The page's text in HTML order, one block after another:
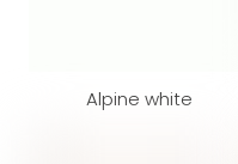
Alpine white